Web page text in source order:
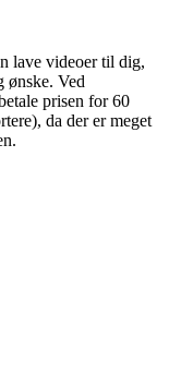
lave videoer til dig,
ønske. Ved
prisen for 60
da der er meget